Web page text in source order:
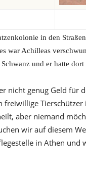
in den
war Achilleas
und er hatte
nicht genug Geld für
freiwillige
aber niemand
wir auf diesem
in Athen und